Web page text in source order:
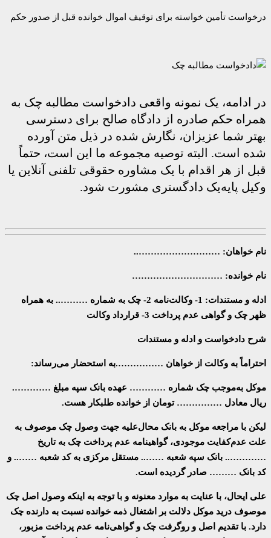
درخواست تأمین خواسته برای توقیف اموال خوانده قبل از صدور حکم
در ادامه، یک نمونه واقعی دادخواست مطالبه چک به
همراه حکم صادره از دادگاه صالح برای دسترسی
بهتر شما عزیزان، نگارش شده در ذیل متن آورده
شده است. البته توصیه مجموعه ما این است، حتماً
قبل از هر اقدام با یک مشاوره حقوقی تلفنی آنلاین یا
وکیل پایه‌یک دادگستری مشورت شود.
نام خواهان: ………………………..
نام خوانده: …………………………
ادله و مستندات: 1- وکالت‌نامه 2- چک به شماره ……….. به همراه
ظهر چک و گواهی عدم پرداخت 3- قرارداد وکالت
شرح دادخواست و ادله و مستندات
احتراماً به وکالت از خواهان …………….به استحضار می‌رساند:
موکل به‌موجب چک شماره ………… عهده بانک سپه مبلغ ………….
ریال معادل …………… تومان از خوانده طلبکار هست.
لیکن با مراجعه موکل به بانک محال‌علیه جهت وصول چک موصوف به
علت عدم‌کفایت موجودی، گواهینامه عدم پرداخت چک به تاریخ
………….. بانک سپه شعبه …….. مستقل مرکزی به کد شعبه …….. و
کد بانک ……… صادر گردیده است.
علی ایحال، با عنایت به موارد معنونه و با توجه به اینکه وصول اصل چک
موصوف درید موکل دلالت بر اشتغال ذمه خوانده نسبت به دارنده چک
دارد. با تقدیم اصل و روگرفت چک و گواهی‌نامه عدم پرداخت مزبور،